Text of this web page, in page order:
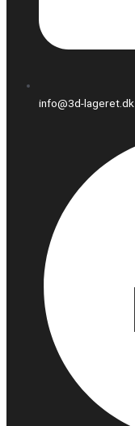
info@3d-lageret.dk